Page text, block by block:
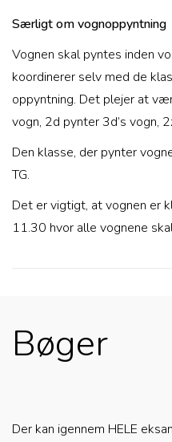
Særligt om vognoppyntning
Vognen skal pyntes inden
koordinerer selv med de
oppyntning. Det plejer at
vogn, 2d pynter 3d’s vogn,
Den klasse, der pynter
TG.
Det er vigtigt, at vognen er
11.30 hvor alle vognene
Bøger
Der kan igennem HELE